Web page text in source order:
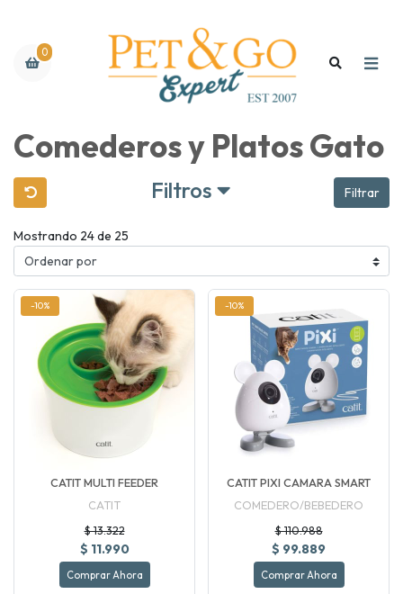
0
Comederos y Platos Gato
Filtros Filtrar
Mostrando 24 de 25
-10%
CATIT MULTI FEEDER
CATIT
$ 13.322
$ 11.990
Comprar Ahora
-10%
CATIT PIXI CAMARA SMART
COMEDERO/BEBEDERO
$ 110.988
$ 99.889
Comprar Ahora